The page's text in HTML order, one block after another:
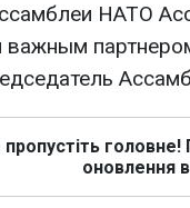
НАТО
важным
головне!
оновлення